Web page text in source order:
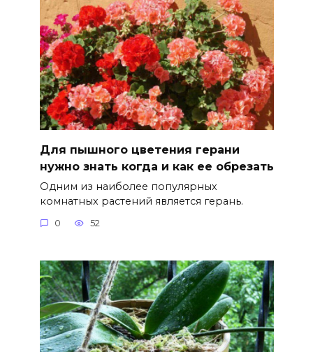
Для пышного цветения герани
нужно знать когда и как ее обрезать
Одним из наиболее популярных
комнатных растений является герань.
0 52